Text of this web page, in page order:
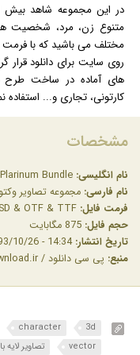
متنوع زن، مرد، شخصیت
روی سایت برای دانلود قرار
های آماده در ساخت
کارتونی، تجاری و... استفاده
مشخصات
نام انگلیسی:
نام فارسی: مجموعه تصاویر
فرمت فایل:
حجم فایل:
تاریخ انتشار: 14:34 - 1393/10/26 | 2015.01.16
منبع: پی سی دانلود / www.p30download.ir
3d
character
vector
تصاویر لایه